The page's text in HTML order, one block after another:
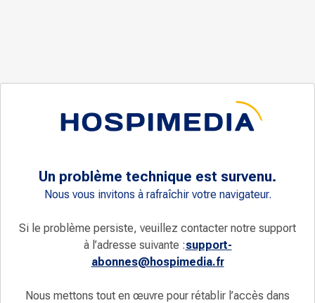
Un problème technique est survenu.
Nous vous invitons à rafraîchir votre navigateur.
Si le problème persiste, veuillez contacter notre support
à l’adresse suivante :support-
abonnes@hospimedia.fr
Nous mettons tout en œuvre pour rétablir l’accès dans